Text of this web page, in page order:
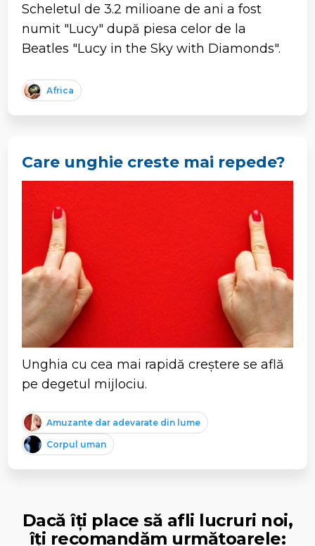
Scheletul de 3.2 milioane de ani a fost
numit "Lucy" după piesa celor de la
Beatles "Lucy in the Sky with Diamonds".
Africa
Care unghie creste mai repede?
Unghia cu cea mai rapidă creștere se află
pe degetul mijlociu.
Amuzante dar adevarate din lume
Corpul uman
Dacă îți place să afli lucruri noi,
îți recomandăm următoarele: